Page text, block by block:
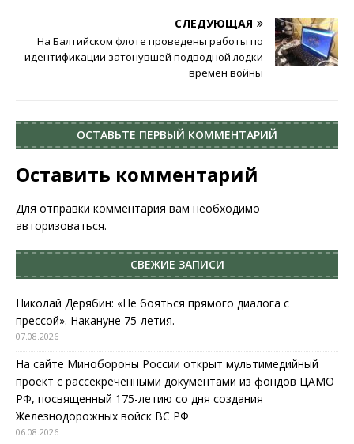
СЛЕДУЮЩАЯ
На Балтийском флоте проведены работы по
идентификации затонувшей подводной лодки
времен войны
ОСТАВЬТЕ ПЕРВЫЙ КОММЕНТАРИЙ
Оставить комментарий
Для отправки комментария вам необходимо
авторизоваться.
СВЕЖИЕ ЗАПИСИ
Николай Дерябин: «Не бояться прямого диалога с
прессой». Накануне 75-летия.
07.08.2026
На сайте Минобороны России открыт мультимедийный
проект с рассекреченными документами из фондов ЦАМО
РФ, посвященный 175-летию со дня создания
Железнодорожных войск ВС РФ
06.08.2026